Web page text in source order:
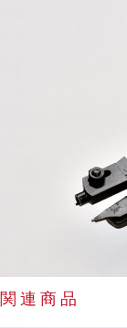
関連商品